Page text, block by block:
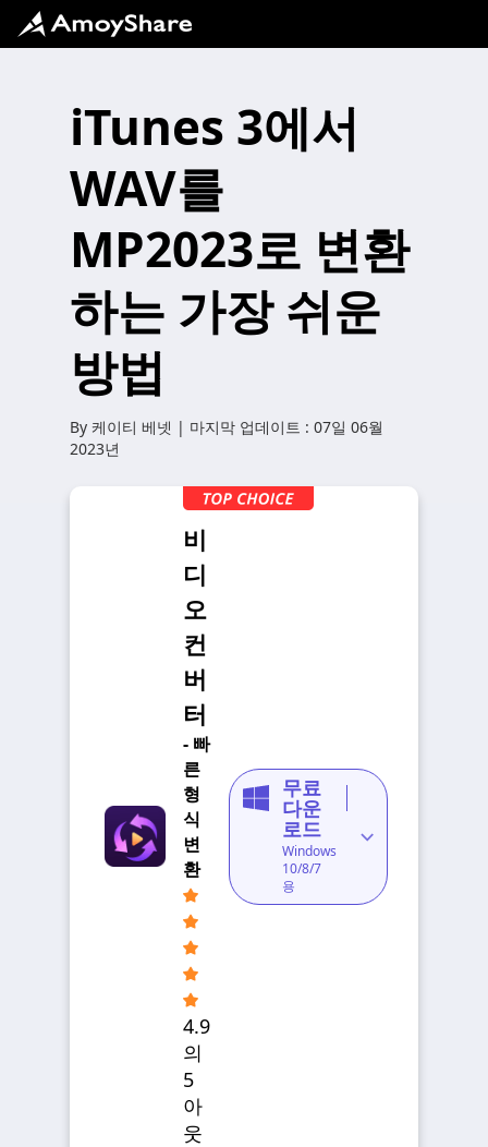
iTunes 3에서
WAV를
MP2023로 변환
하는 가장 쉬운
방법
By 케이티 베넷 | 마지막 업데이트 : 07일 06월
2023년
비
디
오
컨
버
터
- 빠
른
형
식
변
환
4.9
의
5
아
웃
무료
다운
로드
Windows
10/8/7
용